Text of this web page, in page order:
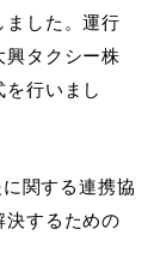
ました。運行
興タクシー株
行いまし
関する連携協
決するための